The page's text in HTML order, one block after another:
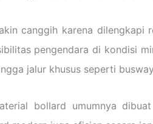
canggih karena
pengendara di kondisi
jalur khusus seperti
bollard umumnya